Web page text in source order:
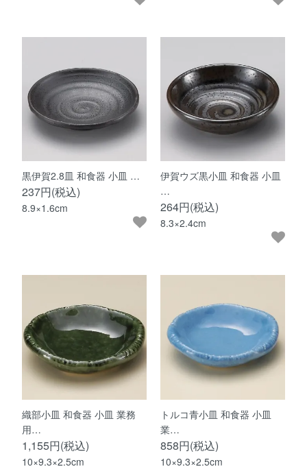
黒伊賀2.8皿 和食器 小皿 …
237円(税込)
8.9×1.6cm
伊賀ウズ黒小皿 和食器 小皿
…
264円(税込)
8.3×2.4cm
織部小皿 和食器 小皿 業務
用…
1,155円(税込)
10×9.3×2.5cm
トルコ青小皿 和食器 小皿
業…
858円(税込)
10×9.3×2.5cm